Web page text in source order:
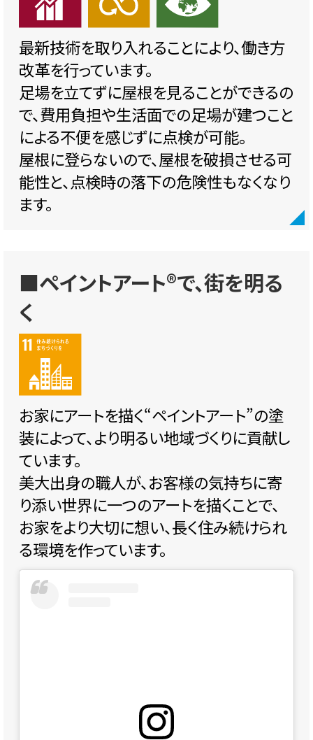
最新技術を取り入れることにより、働き方
改革を行っています。
足場を立てずに屋根を見ることができるの
で、費用負担や生活面での足場が建つこと
による不便を感じずに点検が可能。
屋根に登らないので、屋根を破損させる可
能性と、点検時の落下の危険性もなくなり
ます。
■ペイントアート®で、街を明る
く
お家にアートを描く“ペイントアート”の塗
装によって、より明るい地域づくりに貢献し
ています。
美大出身の職人が、お客様の気持ちに寄
り添い世界に一つのアートを描くことで、
お家をより大切に想い、長く住み続けられ
る環境を作っています。